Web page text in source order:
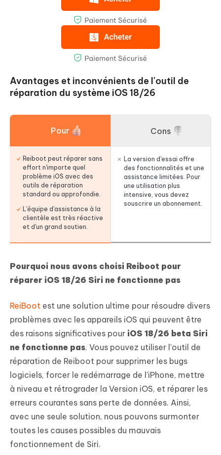
Avantages et inconvénients de l'outil de
réparation du système iOS 18/26
Pour
Reiboot peut réparer sans
effort n'importe quel
problème iOS avec des
outils de réparation
standard ou approfondie.
L'équipe d'assistance à la
clientèle est très réactive
et d'un grand soutien.
Cons
La version d'essai offre
des fonctionnalités et une
assistance limitées. Pour
une utilisation plus
intensive, vous devez
souscrire un abonnement.
Pourquoi nous avons choisi Reiboot pour
réparer iOS 18/26 Siri ne fonctionne pas
ReiBoot est une solution ultime pour résoudre divers
problèmes avec les appareils iOS qui peuvent être
des raisons significatives pour iOS 18/26 beta Siri
ne fonctionne pas. Vous pouvez utiliser l'outil de
réparation de Reiboot pour supprimer les bugs
logiciels, forcer le redémarrage de l'iPhone, mettre
à niveau et rétrograder la Version iOS, et réparer les
erreurs courantes sans perte de données. Ainsi,
avec une seule solution, nous pouvons surmonter
toutes les causes possibles du mauvais
fonctionnement de Siri.